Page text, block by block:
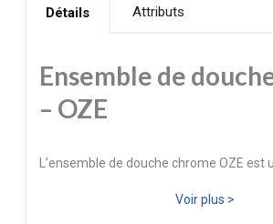
Détails Attributs
Ensemble de
– OZE
L’ensemble de douche chrome OZE est
Voir plus >